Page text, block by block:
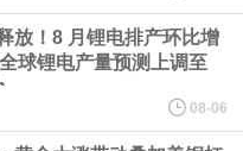
3,614,443,347 股，本月均无增
量要求。
恢复部分生产运营。
放！8 月锂电排产环比增
球锂电产量预测上调至
08-06